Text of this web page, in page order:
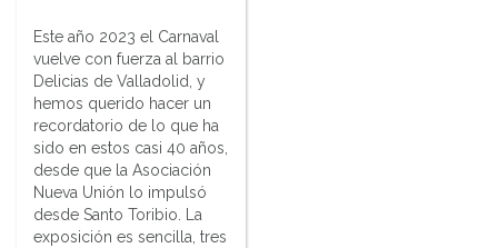
Este año 2023 el Carnaval
vuelve con fuerza al barrio
Delicias de Valladolid, y
hemos querido hacer un
recordatorio de lo que ha
sido en estos casi 40 años,
desde que la Asociación
Nueva Unión lo impulsó
desde Santo Toribio. La
exposición es sencilla, tres